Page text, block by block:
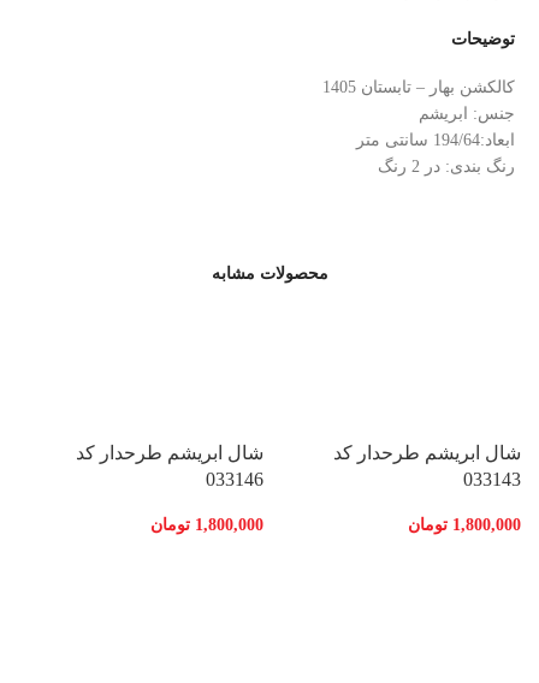
توضیحات
کالکشن بهار – تابستان 1405
جنس: ابریشم
ابعاد:194/64 سانتی متر
رنگ بندی: در 2 رنگ
محصولات مشابه
شال ابریشم طرحدار کد
033143
1,800,000 تومان
شال ابریشم طرحدار کد
033146
1,800,000 تومان